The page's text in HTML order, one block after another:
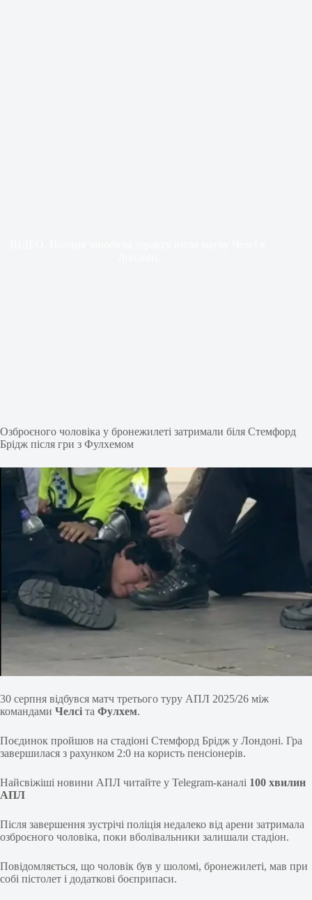
Озброєного чоловіка у бронежилеті затримали біля Стемфорд
Брідж після гри з Фулхемом
30 серпня відбувся матч третього туру АПЛ 2025/26 між
командами Челсі та Фулхем.
Поєдинок пройшов на стадіоні Стемфорд Брідж у Лондоні. Гра
завершилася з рахунком 2:0 на користь пенсіонерів.
Найсвіжіші новини АПЛ читайте у Telegram-каналі 100 хвилин
АПЛ
Після завершення зустрічі поліція недалеко від арени затримала
озброєного чоловіка, поки вболівальники залишали стадіон.
Повідомляється, що чоловік був у шоломі, бронежилеті, мав при
собі пістолет і додаткові боєприпаси.